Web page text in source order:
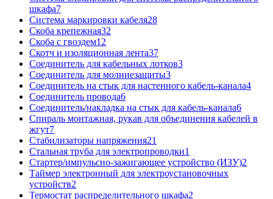
шкафа7
Система маркировки кабеля28
Скоба крепежная32
Скоба с гвоздем12
Скотч и изоляционная лента37
Соединитель для кабельных лотков3
Соединитель для молниезащиты3
Соединитель на стык для настенного кабель-канала4
Соединитель провода6
Соединитель/накладка на стык для кабель-канала6
Спираль монтажная, рукав для объединения кабелей в
жгут7
Стабилизаторы напряжения21
Стальная труба для электропроводки1
Стартер/импульсно-зажигающее устройство (ИЗУ)2
Таймер электронный для электроустановочных
устройств2
Термостат распределительного шкафа2